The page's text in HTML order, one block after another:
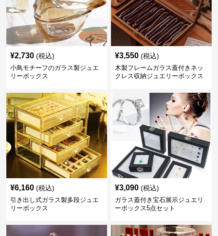
¥2,730 (税込)
小鳥モチーフのガラス製ジュエ
リーボックス
¥3,550 (税込)
木製フレームガラス蓋付きネッ
クレス収納ジュエリーボックス
¥6,160 (税込)
引き出し式ガラス製多段ジュエ
リーボックス
¥3,090 (税込)
ガラス蓋付き宝石展示ジュエリ
ーボックス5点セット